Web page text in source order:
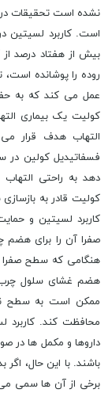
نشده است تحقیقات در
است. کاربرد لسیتین
بیش از هفتاد درصد
روده را پوشانده
عمل می کند که به
کولیت یک بیماری
التهاب هدف قرار
فسفاتیدیل کولین در
دهد به راحتی التهاب
کولیت قادر به
کاربرد لسیتین و
صفرا آن را برای هضم
هنگامی که سطح صفرا
هضم غشای سلول چرب
ممکن است به سطح
محافظت کند. کاربرد
داروها و مکمل ها در
باشند. با این حال، اگر
برخی از آن ها سمی